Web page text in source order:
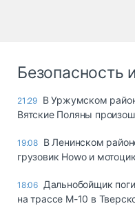
Безопасность
21:29 В Уржумском
Вятские Поляны
19:08 В Ленинском
грузовик Howo и
18:06 Дальнобойщик
на трассе М-10 в